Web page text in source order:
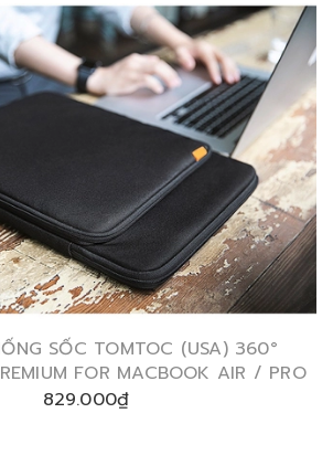
SỐC TOMTOC (USA) 360°
FOR MACBOOK AIR / PRO
829.000₫